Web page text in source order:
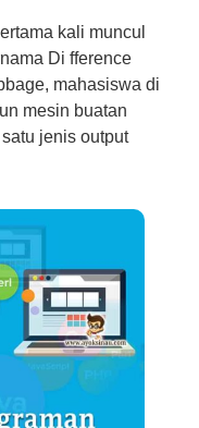
kali muncul
Di fference
mahasiswa di
mesin buatan
jenis output